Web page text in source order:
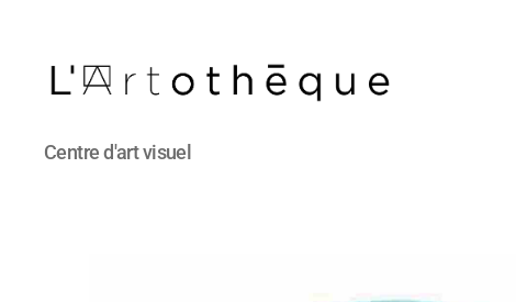
L'Artothèque
Centre d'art visuel